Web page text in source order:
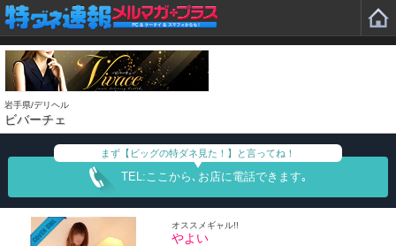
岩手県/デリヘル
ビバーチェ
まず【ビッグの特ダネ見た！】と言ってね！
TEL:ここから､お店に電話できます｡
オススメギャル!!
やよい